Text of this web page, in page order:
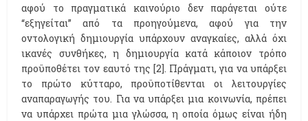
αφού το πραγματικά καινούριο δεν παράγεται ούτε
“εξηγείται” από τα προηγούμενα, αφού για την
οντολογική δημιουργία υπάρχουν αναγκαίες, αλλά όχι
ικανές συνθήκες, η δημιουργία κατά κάποιον τρόπο
προϋποθέτει τον εαυτό της [2]. Πράγματι, για να υπάρξει
το πρώτο κύτταρο, προϋποτίθενται οι λειτουργίες
αναπαραγωγής του. Για να υπάρξει μια κοινωνία, πρέπει
να υπάρχει πρώτα μια γλώσσα, η οποία όμως είναι ήδη